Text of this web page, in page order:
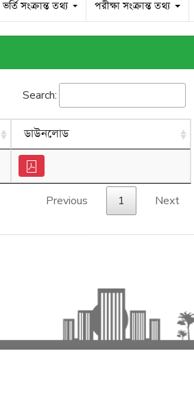
ভর্তি সংক্রান্ত তথ্য পরীক্ষা সংক্রান্ত তথ্য
Search:
ডাউনলোড
Previous 1 Next